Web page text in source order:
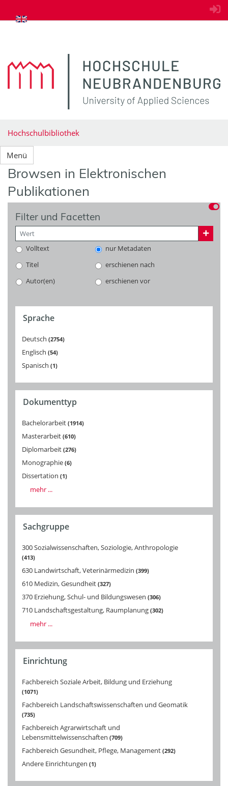
zum Inhalt springen
Hochschulbibliothek
Menü
Browsen in Elektronischen
Publikationen
Filter und Facetten
Volltext
nur Metadaten
Titel
erschienen nach
Autor(en)
erschienen vor
Sprache
Deutsch 2754
Englisch 54
Spanisch 1
Dokumenttyp
Bachelorarbeit 1914
Masterarbeit 610
Diplomarbeit 276
Monographie 6
Dissertation 1
mehr ...
Sachgruppe
300 Sozialwissenschaften, Soziologie, Anthropologie
413
630 Landwirtschaft, Veterinärmedizin 399
610 Medizin, Gesundheit 327
370 Erziehung, Schul- und Bildungswesen 306
710 Landschaftsgestaltung, Raumplanung 302
mehr ...
Einrichtung
Fachbereich Soziale Arbeit, Bildung und Erziehung
1071
Fachbereich Landschaftswissenschaften und Geomatik
735
Fachbereich Agrarwirtschaft und
Lebensmittelwissenschaften 709
Fachbereich Gesundheit, Pflege, Management 292
Andere Einrichtungen 1